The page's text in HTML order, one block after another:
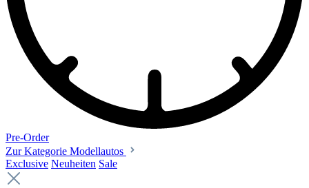
Pre-Order
Zur Kategorie Modellautos
Exclusive Neuheiten Sale